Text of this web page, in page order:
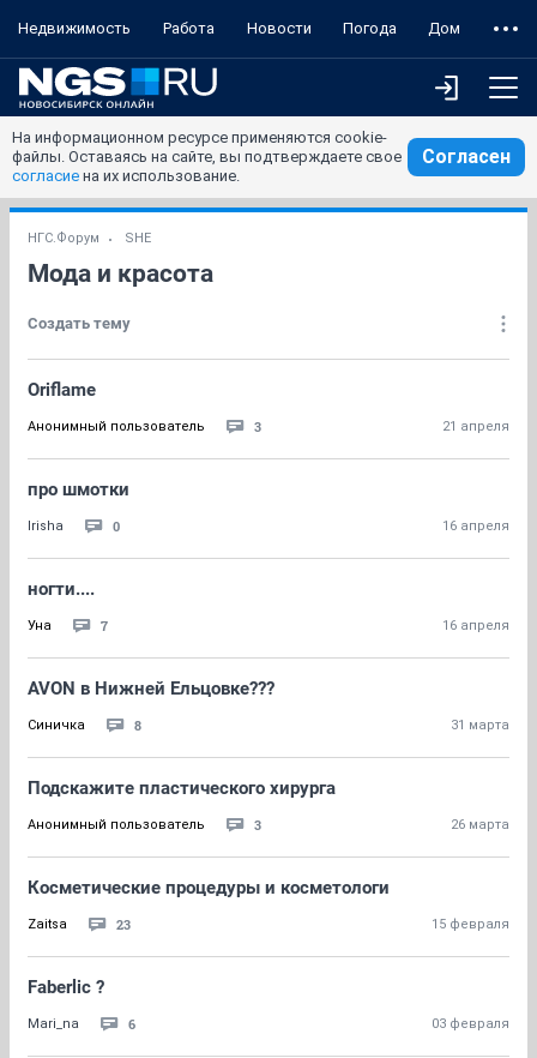
Недвижимость Работа Новости Погода Дом
На информационном ресурсе применяются cookie-
файлы. Оставаясь на сайте, вы подтверждаете свое
согласие на их использование.
Согласен
НГС.Форум SHE
Мода и красота
Создать тему
Oriflame
Анонимный пользователь 3 21 апреля
про шмотки
Irisha 0 16 апреля
ногти....
Уна 7 16 апреля
AVON в Нижней Ельцовке???
Синичка 8 31 марта
Подскажите пластического хирурга
Анонимный пользователь 3 26 марта
Косметические процедуры и косметологи
Zaitsa 23 15 февраля
Faberlic ?
Mari_na 6 03 февраля